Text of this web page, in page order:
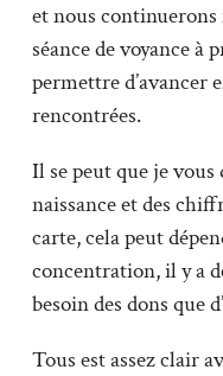
et nous
séance de voyance à
permettre d’avancer
rencontrées.
Il se peut que je vous
naissance et des
carte, cela peut
concentration, il y a
besoin des dons que
Tous est assez clair